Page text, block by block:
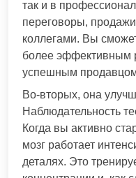
так и в
переговоры,
коллегами. Вы
более эффективным
успешным
Во-вторых, она
Наблюдательность
Когда вы активно
мозг работает
деталях. Это